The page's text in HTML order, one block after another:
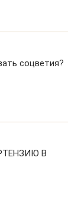
соцветия?
В